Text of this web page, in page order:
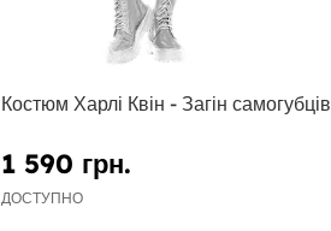
Костюм Харлі Квін - Загін самогубців
1 590 грн.
ДОСТУПНО